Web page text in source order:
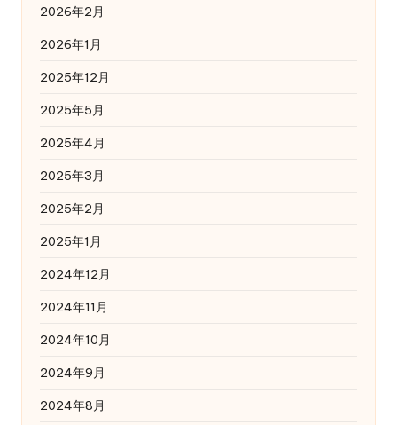
2026年2月
2026年1月
2025年12月
2025年5月
2025年4月
2025年3月
2025年2月
2025年1月
2024年12月
2024年11月
2024年10月
2024年9月
2024年8月